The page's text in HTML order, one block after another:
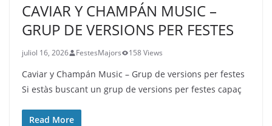
CAVIAR Y CHAMPÁN MUSIC –
GRUP DE VERSIONS PER FESTES
juliol 16, 2026 FestesMajors 158 Views
Caviar y Champán Music – Grup de versions per festes
Si estàs buscant un grup de versions per festes capaç
Read More